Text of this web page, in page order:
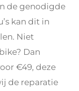
de genodigde
kan dit in
Niet
Dan
€49, deze
de reparatie